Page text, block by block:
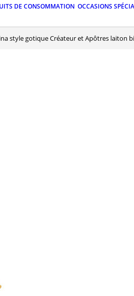
DE CONSOMMATION OCCASIONS
style gotique Créateur et Apôtres laiton